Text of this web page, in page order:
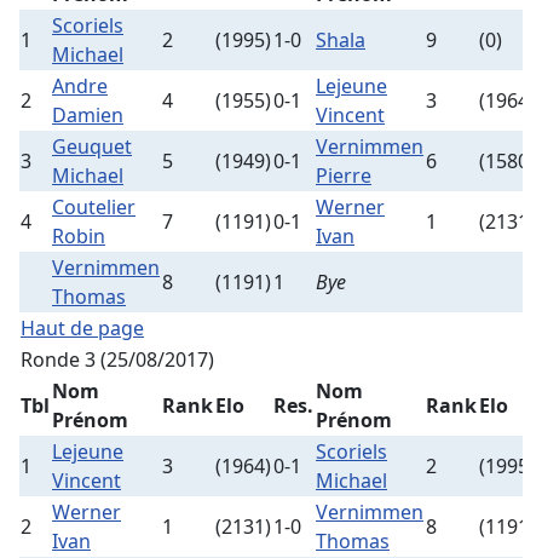
1
Scoriels
Michael
2 (1995)1-0 Shala 9 (0)
2
Andre
Damien
4 (1955)0-1
Lejeune
Vincent
3 (1964)
3
Geuquet
Michael
5 (1949)0-1
Vernimmen
Pierre
6 (1580)
4
Coutelier
Robin
7 (1191)0-1
Werner
Ivan
1
(2131)
Vernimmen
Thomas
8 (1191)1
Bye
Haut de page
Ronde 3 (25/08/2017)
Tbl
Nom
Prénom
RankElo Res.
Nom
Prénom
RankElo
1
Lejeune
Vincent
3 (1964)0-1
Scoriels
Michael
2 (1995)
2
Werner
Ivan
1 (2131)1-0
Vernimmen
Thomas
8 (1191)